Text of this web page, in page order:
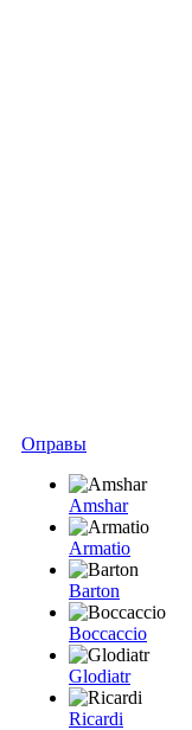
Оправы
Amshar
Armatio
Barton
Boccaccio
Glodiatr
Ricardi